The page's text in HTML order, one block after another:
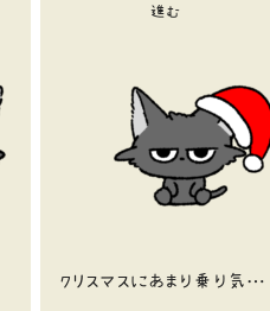
進む
クリスマスにあまり乗り気ではなさそうに見える黒猫